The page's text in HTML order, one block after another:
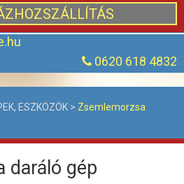
0620 618 4832
ESZKÖZÖK > Zsemlemorzsa
daráló gép